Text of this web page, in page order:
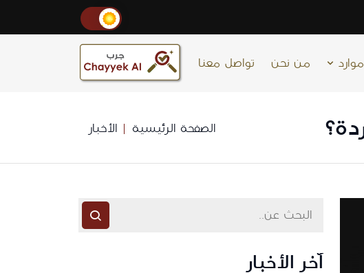
موارد من نحن تواصل معنا
الصفحة الرئيسية الأخبار
آخر الأخبار